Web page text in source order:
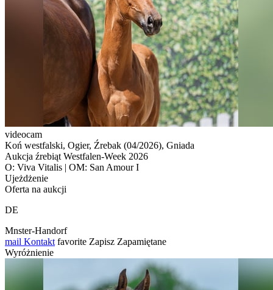
videocam
Koń westfalski, Ogier, Źrebak (04/2026), Gniada
Aukcja źrebiąt Westfalen-Week 2026
O: Viva Vitalis | OM: San Amour I
Ujeżdżenie
Oferta na aukcji
DE
Mnster-Handorf
mail Kontakt favorite Zapisz Zapamiętane
Wyróżnienie